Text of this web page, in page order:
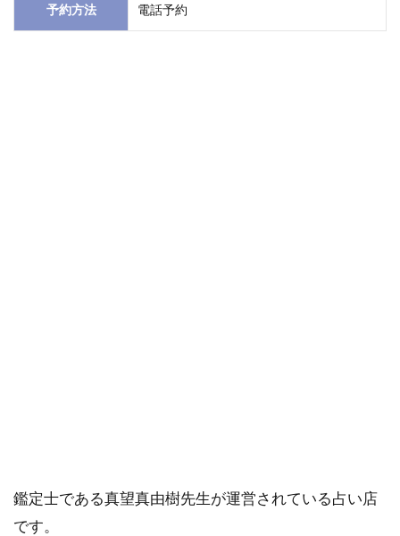
予約方法 電話予約
鑑定士である真望真由樹先生が運営されている占い店
です。